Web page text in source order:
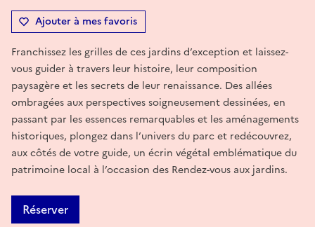
Ajouter à mes favoris
Franchissez les grilles de ces jardins d’exception et laissez-
vous guider à travers leur histoire, leur composition
paysagère et les secrets de leur renaissance. Des allées
ombragées aux perspectives soigneusement dessinées, en
passant par les essences remarquables et les aménagements
historiques, plongez dans l’univers du parc et redécouvrez,
aux côtés de votre guide, un écrin végétal emblématique du
patrimoine local à l’occasion des Rendez-vous aux jardins.
Réserver